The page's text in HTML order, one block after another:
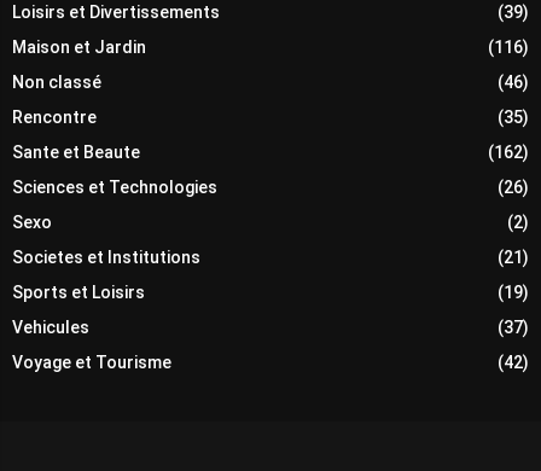
Loisirs et Divertissements
(39)
Maison et Jardin
(116)
Non classé
(46)
Rencontre
(35)
Sante et Beaute
(162)
Sciences et Technologies
(26)
Sexo
(2)
Societes et Institutions
(21)
Sports et Loisirs
(19)
Vehicules
(37)
Voyage et Tourisme
(42)